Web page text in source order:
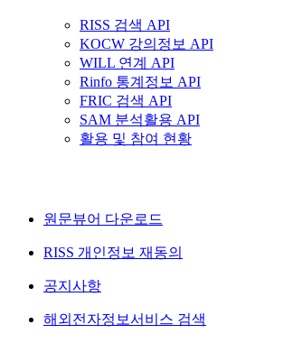
RISS 검색 API
KOCW 강의정보 API
WILL 연계 API
Rinfo 통계정보 API
FRIC 검색 API
SAM 분석활용 API
활용 및 참여 현황
원문뷰어 다운로드
RISS 개인정보 재동의
공지사항
해외전자정보서비스 검색